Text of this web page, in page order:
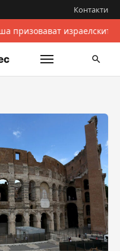
Контакти
призовават израелските